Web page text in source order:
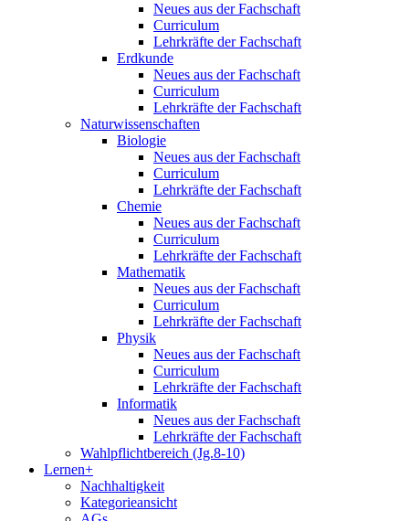
Neues aus der Fachschaft
Curriculum
Lehrkräfte der Fachschaft
Erdkunde
Neues aus der Fachschaft
Curriculum
Lehrkräfte der Fachschaft
Naturwissenschaften
Biologie
Neues aus der Fachschaft
Curriculum
Lehrkräfte der Fachschaft
Chemie
Neues aus der Fachschaft
Curriculum
Lehrkräfte der Fachschaft
Mathematik
Neues aus der Fachschaft
Curriculum
Lehrkräfte der Fachschaft
Physik
Neues aus der Fachschaft
Curriculum
Lehrkräfte der Fachschaft
Informatik
Neues aus der Fachschaft
Lehrkräfte der Fachschaft
Wahlpflichtbereich (Jg.8-10)
Lernen+
Nachhaltigkeit
Kategorieansicht